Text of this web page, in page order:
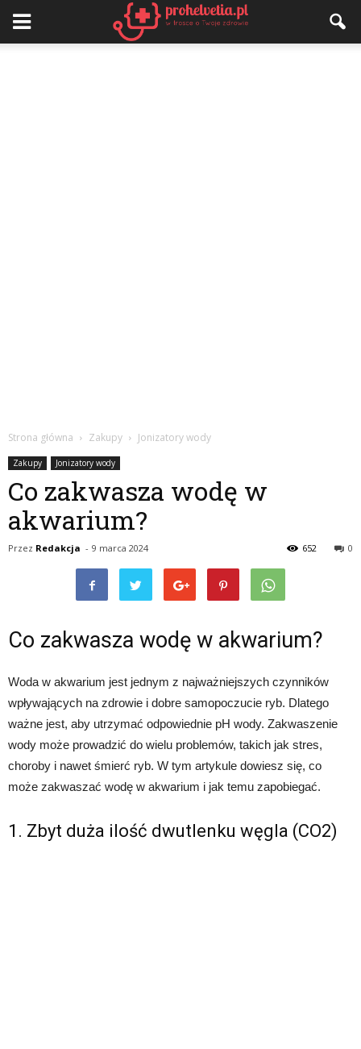
Strona główna Zakupy Jonizatory wody
Zakupy Jonizatory wody
Co zakwasza wodę w
akwarium?
Przez Redakcja - 9 marca 2024 0
652
Co zakwasza wodę w akwarium?
Woda w akwarium jest jednym z najważniejszych czynników
wpływających na zdrowie i dobre samopoczucie ryb. Dlatego
ważne jest, aby utrzymać odpowiednie pH wody. Zakwaszenie
wody może prowadzić do wielu problemów, takich jak stres,
choroby i nawet śmierć ryb. W tym artykule dowiesz się, co
może zakwaszać wodę w akwarium i jak temu zapobiegać.
1. Zbyt duża ilość dwutlenku węgla (CO2)